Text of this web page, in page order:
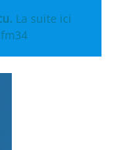
La suite ici